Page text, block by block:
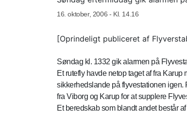
16. oktober, 2006 - Kl. 14.16
[Oprindeligt publiceret af
Søndag kl. 1332 gik alarmen på
Et rutefly havde netop taget af fra
sikkerhedslande på flyvestationen
fra Viborg og Karup for at supplere
Et beredskab som blandt andet består